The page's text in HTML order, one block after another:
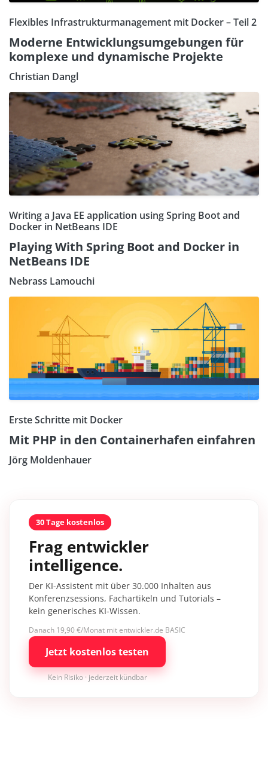
Flexibles Infrastrukturmanagement mit Docker – Teil 2
Moderne Entwicklungsumgebungen für
komplexe und dynamische Projekte
Christian Dangl
Writing a Java EE application using Spring Boot and
Docker in NetBeans IDE
Playing With Spring Boot and Docker in
NetBeans IDE
Nebrass Lamouchi
Erste Schritte mit Docker
Mit PHP in den Containerhafen einfahren
Jörg Moldenhauer
30 Tage kostenlos
Frag entwickler
intelligence.
Der KI-Assistent mit über 30.000 Inhalten aus
Konferenzsessions, Fachartikeln und Tutorials –
kein generisches KI-Wissen.
Danach 19,90 €/Monat mit entwickler.de BASIC
Jetzt kostenlos testen
Kein Risiko · jederzeit kündbar